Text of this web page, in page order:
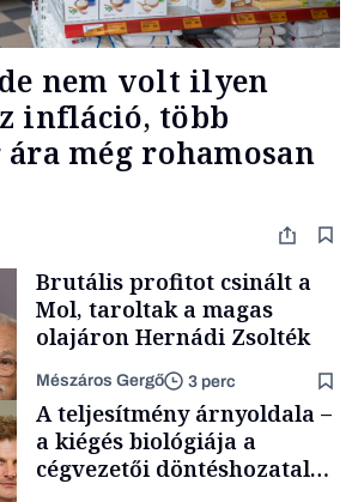
nem volt ilyen
infláció, több
még rohamosan
Brutális profitot csinált a
Mol, taroltak a magas
olajáron Hernádi Zsolték
Mészáros Gergő 3 perc
A teljesítmény árnyoldala –
a kiégés biológiája a
cégvezetői döntéshozatal